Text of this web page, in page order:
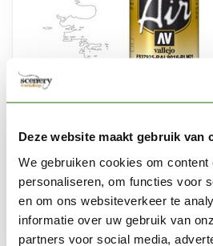
Deze website maakt gebruik van
We gebruiken cookies om content
personaliseren, om functies voor
en om ons websiteverkeer te
informatie over uw gebruik van
partners voor social media,
Model Air White - 17ml - 71001
€2,89
Op voorraad